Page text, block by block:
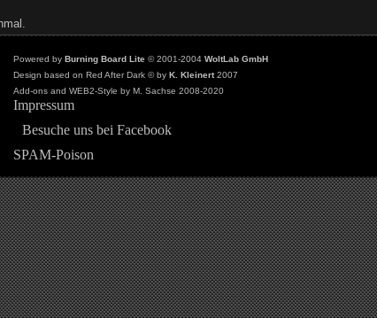
Powered by Burning Board Lite© 2001-2004 WoltLab GmbH
Design based on Red After Dark © by K. Kleinert2007
Add-ons and WEB2-Style by M. Sachse 2008-2020
Impressum
Besuche uns bei Facebook
SPAM-Poison